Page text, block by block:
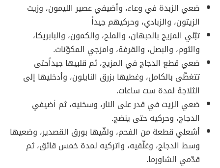
ضعي الزبدة في وعاء، وأضيفي عصير الليمون، وزيت
الزيتون، والزبادي، وحركيهم جيداً
تبّلي المزيج بالحبهان، والملح، والكمون، والبابريكا،
والثوم، والبصل، والقرفة، وامزجي المكوّنات.
ضعي قطع الدجاج في المزيج، ثم قلبيها جيداًحتى
تتغطّى بالكامل، وغطيها بزرق النايلون، وأدخليها إلى
الثلاجة لمدة ست ساعات.
ضعي الزيت في قدر على النار، وسخنيه، ثم أضيفي
الدجاج، وحركيه حتى ينضج.
أشعلي قطعة من الفحم، ولفّيها بورق القصدير، وضعيها
وسط الدجاج، وغلّفيه، واتركيه لمدة خمس قائق، ثم
قدّمي الشاورما.